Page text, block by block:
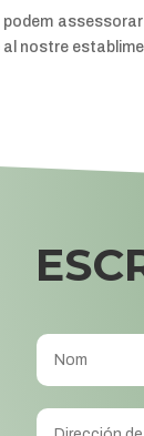
podem
al nostre